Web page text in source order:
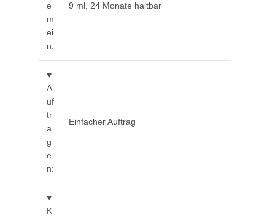
e
m
ei
n:
9 ml, 24 Monate haltbar
♥
A
uf
tr
a
g
e
n:
Einfacher Auftrag
♥
K